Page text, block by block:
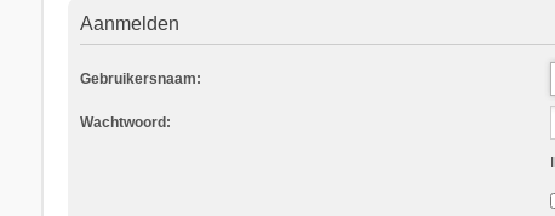
Aanmelden
Gebruikersnaam:
Wachtwoord: